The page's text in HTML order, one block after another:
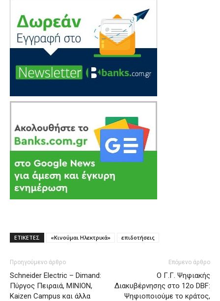
ΕΤΙΚΕΤΕΣ «Κινούμαι Ηλεκτρικά» επιδοτήσεις
Προηγούμενο άρθρο
Schneider Electric – Dimand:
Πύργος Πειραιά, MINION,
Kaizen Campus και άλλα
Επόμενο άρθρο
Ο Γ.Γ. Ψηφιακής
Διακυβέρνησης στο 12o DBF:
Ψηφιοποιούμε το κράτος,